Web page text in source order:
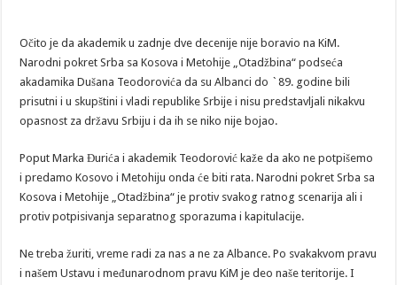
Očito je da akademik u zadnje dve decenije nije boravio na KiM.
Narodni pokret Srba sa Kosova i Metohije „Otadžbina“ podseća
akadamika Dušana Teodorovića da su Albanci do `89. godine bili
prisutni i u skupštini i vladi republike Srbije i nisu predstavljali nikakvu
opasnost za državu Srbiju i da ih se niko nije bojao.
Poput Marka Đurića i akademik Teodorović kaže da ako ne potpišemo
i predamo Kosovo i Metohiju onda će biti rata. Narodni pokret Srba sa
Kosova i Metohije „Otadžbina“ je protiv svakog ratnog scenarija ali i
protiv potpisivanja separatnog sporazuma i kapitulacije.
Ne treba žuriti, vreme radi za nas a ne za Albance. Po svakakvom pravu
i našem Ustavu i međunarodnom pravu KiM je deo naše teritorije. I